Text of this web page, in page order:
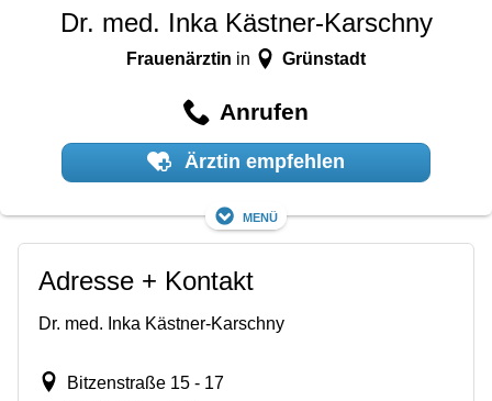
Dr. med. Inka Kästner-Karschny
Frauenärztin in Grünstadt
Anrufen
Ärztin empfehlen
Menü
Adresse + Kontakt
Dr. med. Inka Kästner-Karschny
Bitzenstraße 15 - 17